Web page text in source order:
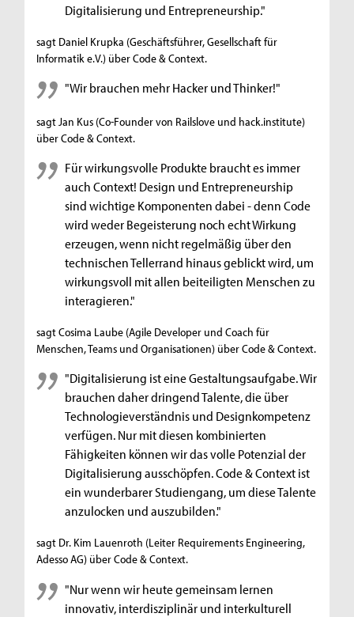
Digitalisierung und Entrepreneurship."
sagt Daniel Krupka (Geschäftsführer, Gesellschaft für
Informatik e.V.) über Code & Context.
"Wir brauchen mehr Hacker und Thinker!"
sagt Jan Kus (Co-Founder von Railslove und hack.institute)
über Code & Context.
Für wirkungsvolle Produkte braucht es immer
auch Context! Design und Entrepreneurship
sind wichtige Komponenten dabei - denn Code
wird weder Begeisterung noch echt Wirkung
erzeugen, wenn nicht regelmäßig über den
technischen Tellerrand hinaus geblickt wird, um
wirkungsvoll mit allen beiteiligten Menschen zu
interagieren."
sagt Cosima Laube (Agile Developer und Coach für
Menschen, Teams und Organisationen) über Code & Context.
"Digitalisierung ist eine Gestaltungsaufgabe. Wir
brauchen daher dringend Talente, die über
Technologieverständnis und Designkompetenz
verfügen. Nur mit diesen kombinierten
Fähigkeiten können wir das volle Potenzial der
Digitalisierung ausschöpfen. Code & Context ist
ein wunderbarer Studiengang, um diese Talente
anzulocken und auszubilden."
sagt Dr. Kim Lauenroth (Leiter Requirements Engineering,
Adesso AG) über Code & Context.
"Nur wenn wir heute gemeinsam lernen
innovativ, interdisziplinär und interkulturell